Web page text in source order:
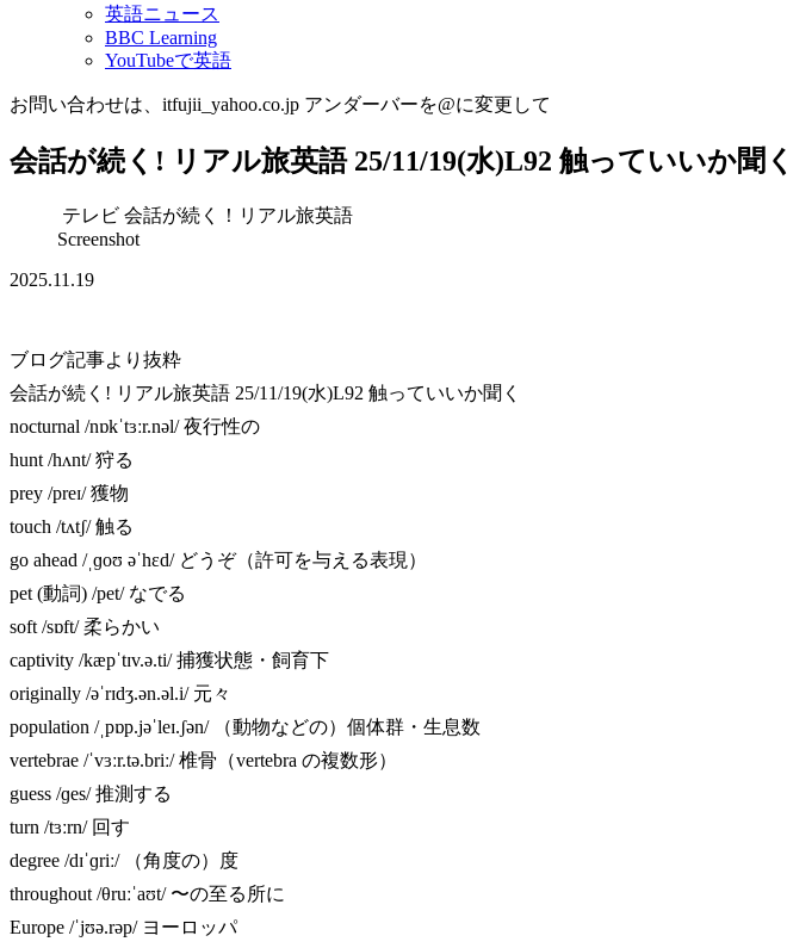
英語ニュース
BBC Learning
YouTubeで英語
お問い合わせは、itfujii_yahoo.co.jp アンダーバーを@に変更して
会話が続く! リアル旅英語 25/11/19(水)L92 触っていいか聞く
テレビ 会話が続く！リアル旅英語
Screenshot
2025.11.19
ブログ記事より抜粋
会話が続く! リアル旅英語 25/11/19(水)L92 触っていいか聞く
nocturnal /nɒkˈtɜːr.nəl/ 夜行性の
hunt /hʌnt/ 狩る
prey /preɪ/ 獲物
touch /tʌtʃ/ 触る
go ahead /ˌɡoʊ əˈhɛd/ どうぞ（許可を与える表現）
pet (動詞) /pet/ なでる
soft /sɒft/ 柔らかい
captivity /kæpˈtɪv.ə.ti/ 捕獲状態・飼育下
originally /əˈrɪdʒ.ən.əl.i/ 元々
population /ˌpɒp.jəˈleɪ.ʃən/ （動物などの）個体群・生息数
vertebrae /ˈvɜːr.tə.briː/ 椎骨（vertebra の複数形）
guess /ɡes/ 推測する
turn /tɜːrn/ 回す
degree /dɪˈɡriː/ （角度の）度
throughout /θruːˈaʊt/ 〜の至る所に
Europe /ˈjʊə.rəp/ ヨーロッパ